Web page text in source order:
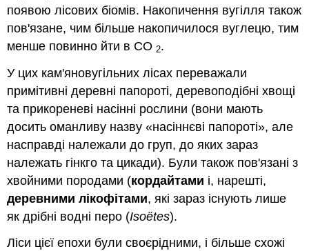
появою лісових біомів. Накопичення вугілля також
пов'язане, чим більше накопичилося вуглецю, тим
менше повинно йти в СО 2.
У цих кам'яновугільних лісах переважали
примітивні деревні папороті, деревоподібні хвощі
та прикореневі насінні рослини (вони мають
досить оманливу назву «насіннєві папороті», але
насправді належали до груп, до яких зараз
належать гінкго та цикади). Були також пов'язані з
хвойними породами (кордайтами і, нарешті,
деревними лікофітами, які зараз існують лише
як дрібні водні перо (Isoëtes).
Ліси цієї епохи були своєрідними, і більше схожі